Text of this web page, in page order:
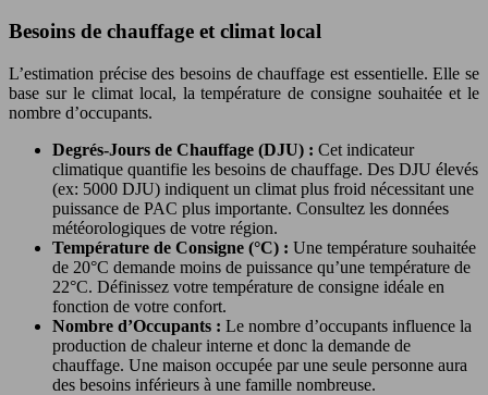
Besoins de chauffage et climat local
L’estimation précise des besoins de chauffage est essentielle. Elle se
base sur le climat local, la température de consigne souhaitée et le
nombre d’occupants.
Degrés-Jours de Chauffage (DJU) : Cet indicateur
climatique quantifie les besoins de chauffage. Des DJU élevés
(ex: 5000 DJU) indiquent un climat plus froid nécessitant une
puissance de PAC plus importante. Consultez les données
météorologiques de votre région.
Température de Consigne (°C) : Une température souhaitée
de 20°C demande moins de puissance qu’une température de
22°C. Définissez votre température de consigne idéale en
fonction de votre confort.
Nombre d’Occupants : Le nombre d’occupants influence la
production de chaleur interne et donc la demande de
chauffage. Une maison occupée par une seule personne aura
des besoins inférieurs à une famille nombreuse.